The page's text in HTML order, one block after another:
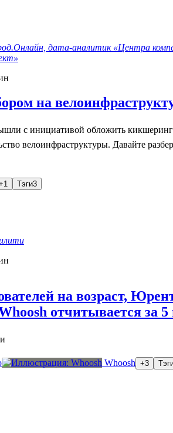
дата-аналитик «Центра
на
с инициативой обложить кикшеринг
велоинфраструктуры. Давайте
Тэги3
на возраст,
отчитывается за 5
Whoosh +3